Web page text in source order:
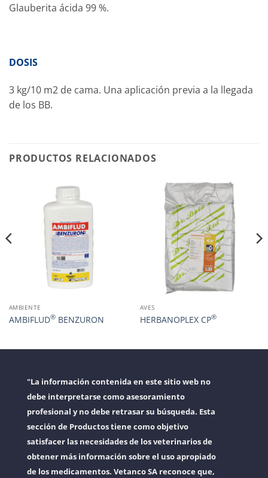
Glauberita ácida 99 %.
DOSIS
3 kg/10 m2 de cama. Una aplicación previa a la llegada
de los BB.
PRODUCTOS RELACIONADOS
AMBIENTE
AMBIFLUD®BENZURON
AVES
HERBANOPLEX CP®
"La información contenida en este sitio web no
debe interpretarse como asesoramiento
profesional y no debe retrasar su búsqueda. Esta
sección de Productos tiene como objetivo
satisfacer las necesidades de los veterinarios de
obtener más información sobre el uso apropiado
de los medicamentos. Vetanco SA reconoce que,